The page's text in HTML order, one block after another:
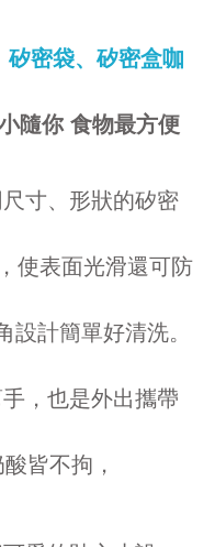
密袋、矽密盒咖
隨你 食物最方便
寸、形狀的矽密
使表面光滑還可防
計簡單好清洗。
，也是外出攜帶
皆不拘，